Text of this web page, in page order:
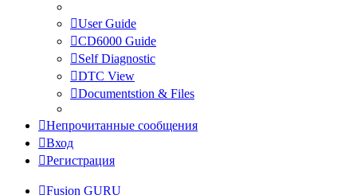
User Guide
CD6000 Guide
Self Diagnostic
DTC View
Documentstion & Files
Непрочитанные сообщения
Вход
Регистрация
Fusion GURU